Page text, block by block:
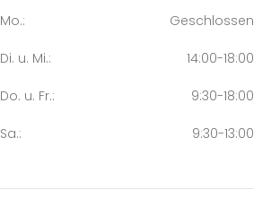
Mo.: Geschlossen
Di. u. Mi.: 14:00-18:00
Do. u. Fr.: 9:30-18:00
Sa.: 9:30-13:00